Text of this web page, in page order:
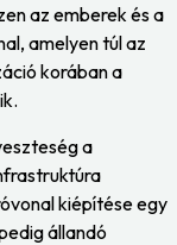
az emberek és a
amelyen túl az
korában a
a
kiépítése egy
állandó